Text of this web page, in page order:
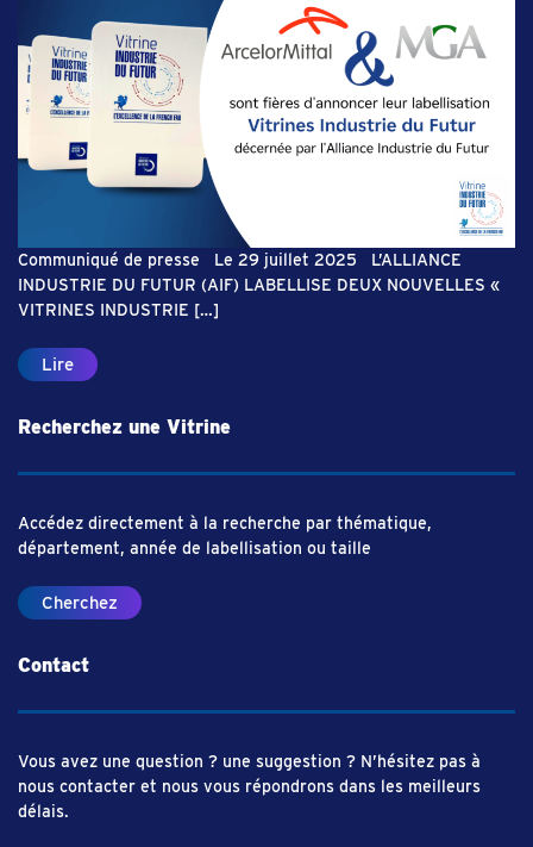
Communiqué de presse Le 29 juillet 2025 L’ALLIANCE
INDUSTRIE DU FUTUR (AIF) LABELLISE DEUX NOUVELLES «
VITRINES INDUSTRIE […]
Lire
Recherchez une Vitrine
Accédez directement à la recherche par thématique,
département, année de labellisation ou taille
Cherchez
Contact
Vous avez une question ? une suggestion ? N’hésitez pas à
nous contacter et nous vous répondrons dans les meilleurs
délais.